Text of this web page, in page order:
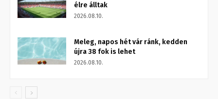
élre álltak
2026.08.10.
Meleg, napos hét vár ránk, kedden
újra 38 fok is lehet
2026.08.10.